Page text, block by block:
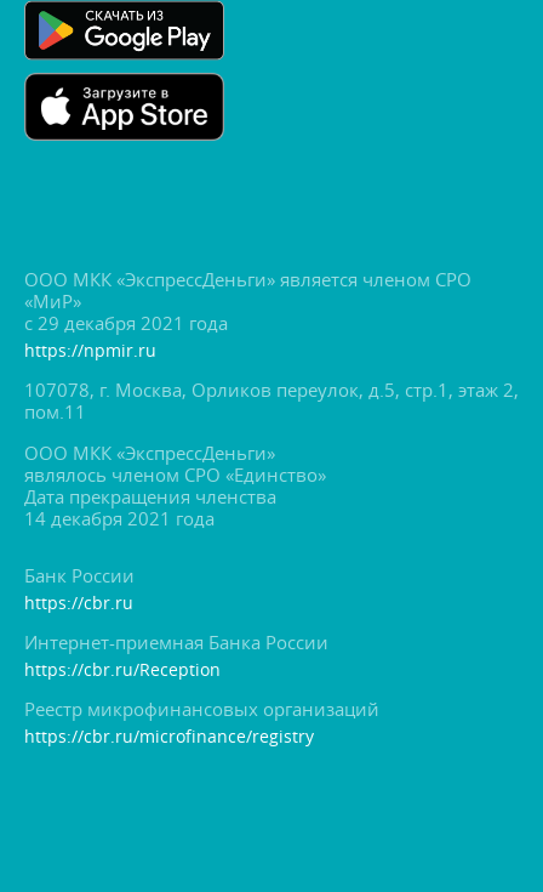
ООО МКК «ЭкспрессДеньги» является членом СРО
«МиР»
с 29 декабря 2021 года
https://npmir.ru
107078, г. Москва, Орликов переулок, д.5, стр.1, этаж 2,
пом.11
ООО МКК «ЭкспрессДеньги»
являлось членом СРО «Единство»
Дата прекращения членства
14 декабря 2021 года
Банк России
https://cbr.ru
Интернет-приемная Банка России
https://cbr.ru/Reception
Реестр микрофинансовых организаций
https://cbr.ru/microfinance/registry